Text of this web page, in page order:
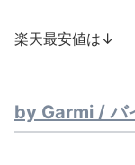
楽天最安値は↓
by Garmi / バ